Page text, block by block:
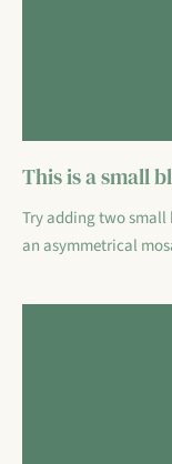
This is a small
Try adding two small
an asymmetrical